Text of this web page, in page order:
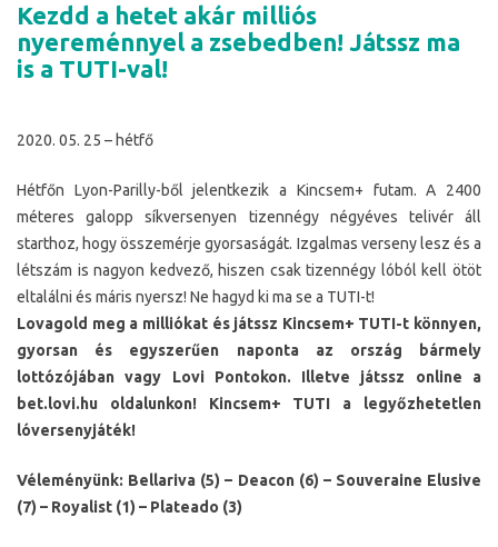
Kezdd a hetet akár milliós
nyereménnyel a zsebedben! Játssz ma
is a TUTI-val!
2020. 05. 25 – hétfő
Hétfőn Lyon-Parilly-ből jelentkezik a Kincsem+ futam. A 2400
méteres galopp síkversenyen tizennégy négyéves telivér áll
starthoz, hogy összemérje gyorsaságát. Izgalmas verseny lesz és a
létszám is nagyon kedvező, hiszen csak tizennégy lóból kell ötöt
eltalálni és máris nyersz! Ne hagyd ki ma se a TUTI-t!
Lovagold meg a milliókat és játssz Kincsem+ TUTI-t könnyen,
gyorsan és egyszerűen naponta az ország bármely
lottózójában vagy Lovi Pontokon. Illetve játssz online a
bet.lovi.hu oldalunkon! Kincsem+ TUTI a legyőzhetetlen
lóversenyjáték!
Véleményünk: Bellariva (5) – Deacon (6) – Souveraine Elusive
(7) – Royalist (1) – Plateado (3)